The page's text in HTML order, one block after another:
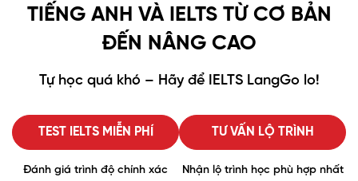
TIẾNG ANH VÀ IELTS TỪ CƠ BẢN
ĐẾN NÂNG CAO
Tự học quá khó – Hãy để IELTS LangGo lo!
TEST IELTS MIỄN PHÍ
Đánh giá trình độ chính xác
TƯ VẤN LỘ TRÌNH
Nhận lộ trình học phù hợp nhất